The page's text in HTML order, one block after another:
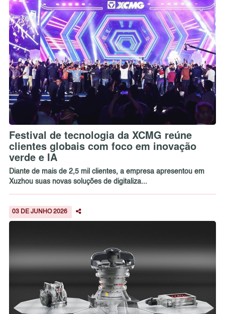
Festival de tecnologia da XCMG reúne
clientes globais com foco em inovação
verde e IA
Diante de mais de 2,5 mil clientes, a empresa apresentou em
Xuzhou suas novas soluções de digitaliza...
03 DE JUNHO 2026